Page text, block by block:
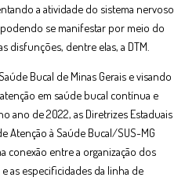
a atividade do sistema nervoso
se manifestar por meio do
disfunções, dentre elas, a DTM.
Bucal de Minas Gerais e visando
em saúde bucal contínua e
ano de 2022, as Diretrizes Estaduais
Atenção à Saúde Bucal/SUS-MG
conexão entre a organização dos
as especificidades da linha de